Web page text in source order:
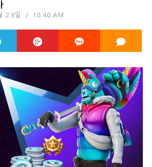
23일 10:40 AM